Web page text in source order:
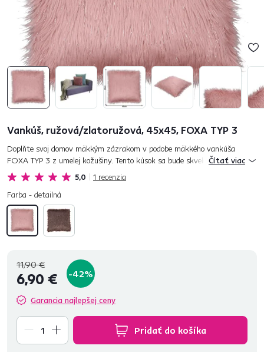
Vankúš, ružová/zlatoružová, 45x45, FOXA TYP 3
5,0 1 recenzia
Doplňte svoj domov mäkkým zázrakom v podobe mäkkého vankúša
FOXA TYP 3 z umelej kožušiny. Tento kúsok sa bude skvelo vynímať na
vašej pohovke, kresle aj posteli a stane sa nielen podmanivým doplnkom...
Čítať viac
Farba - detailná
11,90 €
6,90 € -42%
Garancia najlepšej ceny
Pridať do košíka